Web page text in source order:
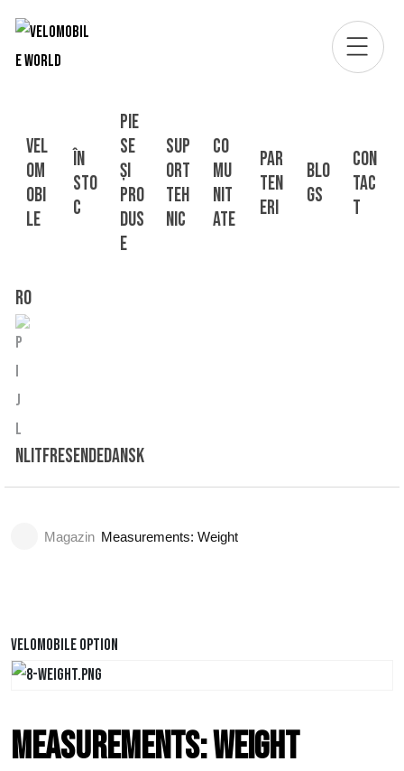
Vel
om
obi
le
În
sto
c
Pie
se
și
pro
dus
e
Sup
ort
Teh
nic
Co
mu
nit
ate
Par
ten
eri
Blo
gs
Con
tac
t
RO
NLITFRESENDEDansk
Magazin Measurements: Weight
Velomobile option
Measurements: Weight